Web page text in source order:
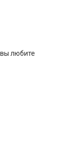
любите